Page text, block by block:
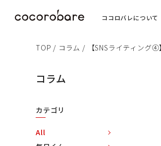
ココロバレについて
TOP / コラム / 【SNSライティング
コラム
カテゴリ
All